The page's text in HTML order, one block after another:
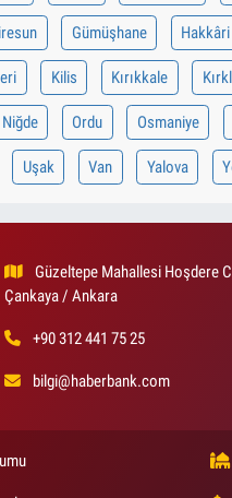
Gümüşhane Hakkâri
Kilis Kırıkkale
Niğde Ordu Osmaniye
Uşak Van Yalova
Güzeltepe Mahallesi Hoşdere
Çankaya / Ankara
+90 312 441 75 25
bilgi@haberbank.com